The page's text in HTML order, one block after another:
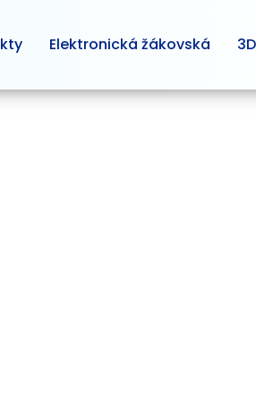
Elektronická žákovská